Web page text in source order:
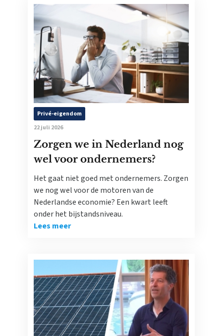
Privé-eigendom
22 juli 2026
Zorgen we in Nederland nog
wel voor ondernemers?
Het gaat niet goed met ondernemers. Zorgen
we nog wel voor de motoren van de
Nederlandse economie? Een kwart leeft
onder het bijstandsniveau.
Lees meer